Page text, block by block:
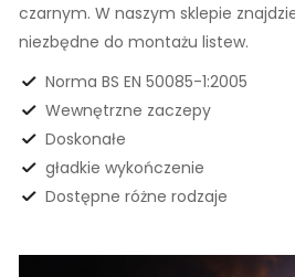
czarnym. W naszym sklepie
niezbędne do montażu listew.
Norma BS EN 50085-1:2005
Wewnętrzne zaczepy
Doskonałe
gładkie wykończenie
Dostępne różne rodzaje